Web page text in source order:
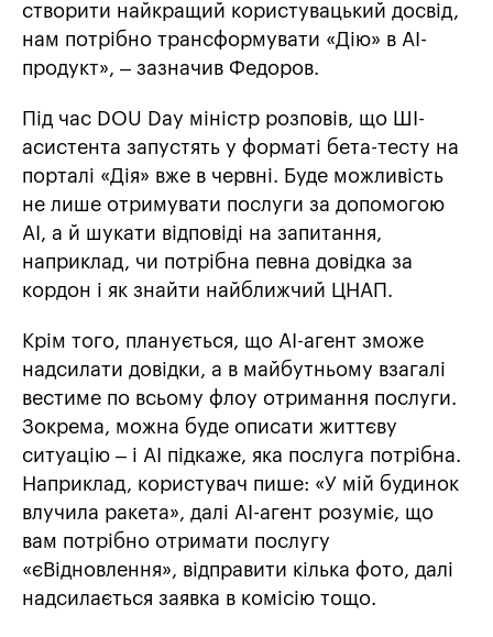
створити найкращий користувацький досвід,
нам потрібно трансформувати «Дію» в АІ-
продукт», – зазначив Федоров.
Під час DOU Day міністр розповів, що ШІ-
асистента запустять у форматі бета-тесту на
порталі «Дія» вже в червні. Буде можливість
не лише отримувати послуги за допомогою
АІ, а й шукати відповіді на запитання,
наприклад, чи потрібна певна довідка за
кордон і як знайти найближчий ЦНАП.
Крім того, планується, що АІ-агент зможе
надсилати довідки, а в майбутньому взагалі
вестиме по всьому флоу отримання послуги.
Зокрема, можна буде описати життєву
ситуацію – і АІ підкаже, яка послуга потрібна.
Наприклад, користувач пише: «У мій будинок
влучила ракета», далі АІ-агент розуміє, що
вам потрібно отримати послугу
«єВідновлення», відправити кілька фото, далі
надсилається заявка в комісію тощо.